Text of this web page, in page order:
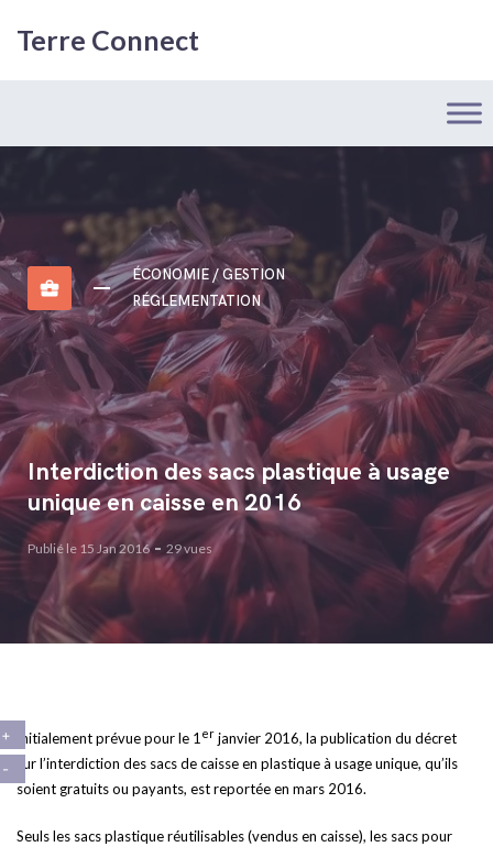
Terre Connect
business_center
ÉCONOMIE / GESTION
RÉGLEMENTATION
Interdiction des sacs plastique à usage
unique en caisse en 2016
Publié le 15 Jan 2016 29 vues
Initialement prévue pour le 1er janvier 2016, la publication du décret
sur l’interdiction des sacs de caisse en plastique à usage unique, qu’ils
soient gratuits ou payants, est reportée en mars 2016.
Seuls les sacs plastique réutilisables (vendus en caisse), les sacs pour